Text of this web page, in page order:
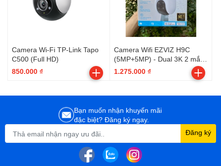
Camera Wi-Fi TP-Link Tapo
C500 (Full HD)
850.000 ₫
Camera Wifi EZVIZ H9C
(5MP+5MP) - Dual 3K 2 mắt
camera 2 khung hình độc lập
1.275.000 ₫
Bạn muốn nhận khuyến mãi
đặc biệt? Đăng ký ngay.
Đăng ký